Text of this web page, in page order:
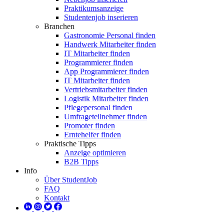
Praktikumsanzeige
Studentenjob inserieren
Branchen
Gastronomie Personal finden
Handwerk Mitarbeiter finden
IT Mitarbeiter finden
Programmierer finden
App Programmierer finden
IT Mitarbeiter finden
Vertriebsmitarbeiter finden
Logistik Mitarbeiter finden
Pflegepersonal finden
Umfrageteilnehmer finden
Promoter finden
Erntehelfer finden
Praktische Tipps
Anzeige optimieren
B2B Tipps
Info
Über StudentJob
FAQ
Kontakt